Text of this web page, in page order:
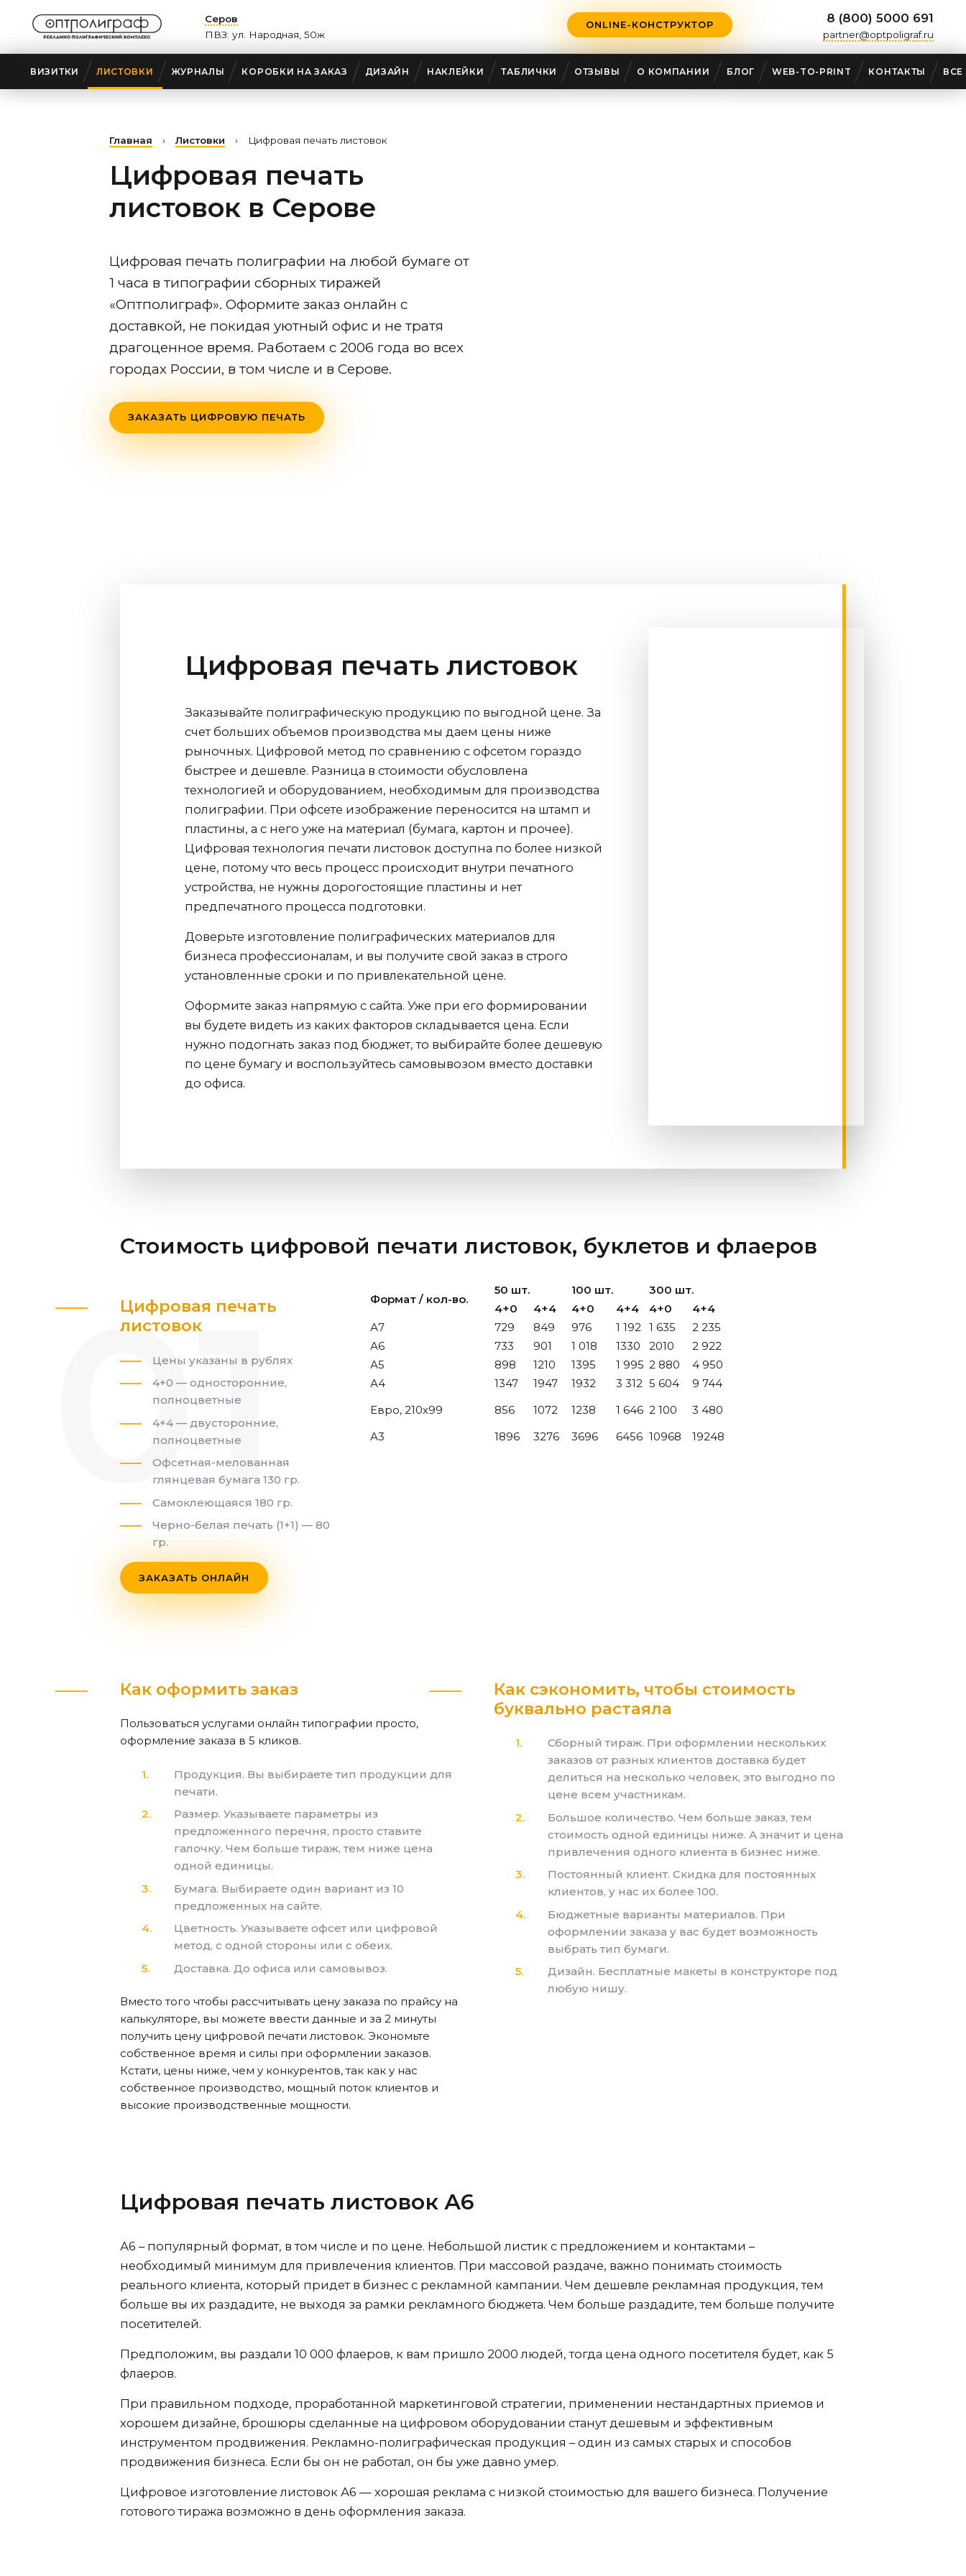
Серов
ПВЗ: ул. Народная, 50ж
ONLINE-КОНСТРУКТОР 8 (800) 5000 691
partner@optpoligraf.ru
ВИЗИТКИ ЛИСТОВКИ ЖУРНАЛЫ КОРОБКИ НА ЗАКАЗ ДИЗАЙН НАКЛЕЙКИ ТАБЛИЧКИ ОТЗЫВЫ О КОМПАНИИ БЛОГ WEB-TO-PRINT КОНТАКТЫ ВСЕ
Главная › Листовки › Цифровая печать листовок
Цифровая печать
листовок в Серове
Цифровая печать полиграфии на любой бумаге от
1 часа в типографии сборных тиражей
«Оптполиграф». Оформите заказ онлайн с
доставкой, не покидая уютный офис и не тратя
драгоценное время. Работаем с 2006 года во всех
городах России, в том числе и в Серове.
ЗАКАЗАТЬ ЦИФРОВУЮ ПЕЧАТЬ
Цифровая печать листовок
Заказывайте полиграфическую продукцию по выгодной цене. За
счет больших объемов производства мы даем цены ниже
рыночных. Цифровой метод по сравнению с офсетом гораздо
быстрее и дешевле. Разница в стоимости обусловлена
технологией и оборудованием, необходимым для производства
полиграфии. При офсете изображение переносится на штамп и
пластины, а с него уже на материал (бумага, картон и прочее).
Цифровая технология печати листовок доступна по более низкой
цене, потому что весь процесс происходит внутри печатного
устройства, не нужны дорогостоящие пластины и нет
предпечатного процесса подготовки.
Доверьте изготовление полиграфических материалов для
бизнеса профессионалам, и вы получите свой заказ в строго
установленные сроки и по привлекательной цене.
Оформите заказ напрямую с сайта. Уже при его формировании
вы будете видеть из каких факторов складывается цена. Если
нужно подогнать заказ под бюджет, то выбирайте более дешевую
по цене бумагу и воспользуйтесь самовывозом вместо доставки
до офиса.
Стоимость цифровой печати листовок, буклетов и флаеров
Цифровая печать
листовок
Цены указаны в рублях
4+0 — односторонние,
полноцветные
4+4 — двусторонние,
полноцветные
Офсетная-мелованная
глянцевая бумага 130 гр.
Самоклеющаяся 180 гр.
Черно-белая печать (1+1) — 80
гр.
ЗАКАЗАТЬ ОНЛАЙН
Формат / кол-во.
50 шт. 100 шт.
300 шт.
4+0
4+4 4+0 4+4 4+0
4+4
А7
729 849 976 1 192 1 635
2 235
А6
733 901 1 018 1330 2010
2 922
А5
898 1210 1395 1 995 2 880
4 950
А4
1347 1947 1932 3 312 5 604
9 744
Евро, 210х99
856 1072 1238 1 646 2 100
3 480
А3
1896 3276 3696 6456 10968 19248
Как оформить заказ
Пользоваться услугами онлайн типографии просто,
оформление заказа в 5 кликов.
Продукция. Вы выбираете тип продукции для
печати.
Размер. Указываете параметры из
предложенного перечня, просто ставите
галочку. Чем больше тираж, тем ниже цена
одной единицы.
Бумага. Выбираете один вариант из 10
предложенных на сайте.
Цветность. Указываете офсет или цифровой
метод, с одной стороны или с обеих.
Доставка. До офиса или самовывоз.
Вместо того чтобы рассчитывать цену заказа по прайсу на
калькуляторе, вы можете ввести данные и за 2 минуты
получить цену цифровой печати листовок. Экономьте
собственное время и силы при оформлении заказов.
Кстати, цены ниже, чем у конкурентов, так как у нас
собственное производство, мощный поток клиентов и
высокие производственные мощности.
Как сэкономить, чтобы стоимость
буквально растаяла
Сборный тираж. При оформлении нескольких
заказов от разных клиентов доставка будет
делиться на несколько человек, это выгодно по
цене всем участникам.
Большое количество. Чем больше заказ, тем
стоимость одной единицы ниже. А значит и цена
привлечения одного клиента в бизнес ниже.
Постоянный клиент. Скидка для постоянных
клиентов, у нас их более 100.
Бюджетные варианты материалов. При
оформлении заказа у вас будет возможность
выбрать тип бумаги.
Дизайн. Бесплатные макеты в конструкторе под
любую нишу.
Цифровая печать листовок А6
А6 – популярный формат, в том числе и по цене. Небольшой листик с предложением и контактами –
необходимый минимум для привлечения клиентов. При массовой раздаче, важно понимать стоимость
реального клиента, который придет в бизнес с рекламной кампании. Чем дешевле рекламная продукция, тем
больше вы их раздадите, не выходя за рамки рекламного бюджета. Чем больше раздадите, тем больше получите
посетителей.
Предположим, вы раздали 10 000 флаеров, к вам пришло 2000 людей, тогда цена одного посетителя будет, как 5
флаеров.
При правильном подходе, проработанной маркетинговой стратегии, применении нестандартных приемов и
хорошем дизайне, брошюры сделанные на цифровом оборудовании станут дешевым и эффективным
инструментом продвижения. Рекламно-полиграфическая продукция – один из самых старых и способов
продвижения бизнеса. Если бы он не работал, он бы уже давно умер.
Цифровое изготовление листовок А6 — хорошая реклама с низкой стоимостью для вашего бизнеса. Получение
готового тиража возможно в день оформления заказа.